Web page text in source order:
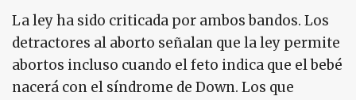
La ley ha sido criticada por ambos bandos. Los
detractores al aborto señalan que la ley permite
abortos incluso cuando el feto indica que el bebé
nacerá con el síndrome de Down. Los que